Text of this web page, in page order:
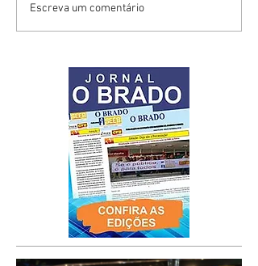
Escreva um comentário